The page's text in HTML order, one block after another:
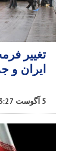
تغییر
ایران و
5 آگوست 23:27